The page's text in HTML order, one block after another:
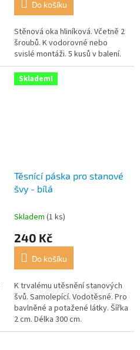
Do košíku
Stěnová oka hliníková. Včetně 2
šroubů. K vodorovné nebo
svislé montáži. 5 kusů v balení.
Skladem!
Těsnící páska pro stanové
švy - bílá
Skladem (1 ks)
240 Kč
Do košíku
K trvalému utěsnění stanových
švů. Samolepící. Vodotěsné. Pro
bavlněné a potažené látky. Šířka
2 cm. Délka 300 cm.